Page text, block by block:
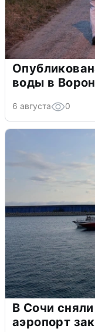
воды в
6 августа 0
В Сочи
аэропорт